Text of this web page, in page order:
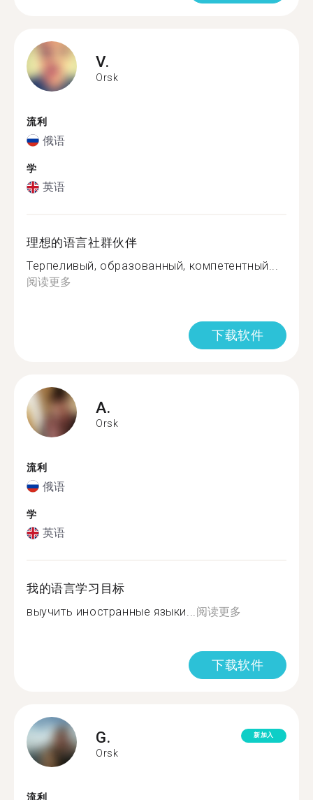
V.
Orsk
流利
俄语
学
英语
理想的语言社群伙伴
Терпеливый, образованный, компетентный...
阅读更多
下载软件
A.
Orsk
流利
俄语
学
英语
我的语言学习目标
выучить иностранные языки...阅读更多
下载软件
G.
Orsk
新加入
流利